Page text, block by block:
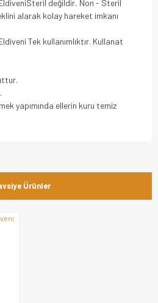
değildir, Non - Steril
alarak kolay hareket imkanı
Tek kullanımlıktır. Kullanat
yapımında ellerin kuru temiz
ilk yorumu siz yapın!
Yorum Yaz
noktaları öneri formunu
Ürünler